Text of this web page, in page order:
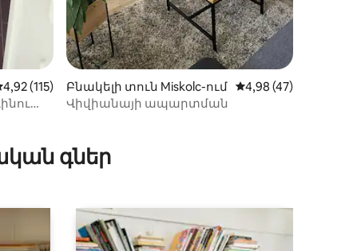
վարկանիշը՝ 5-ից 4,92, 115 կարծիք
4,92 (115)
Բնակելի տուն Miskolc-ում Միջին
4,98 (47)
Վիվիանայի ապարտման
գներ